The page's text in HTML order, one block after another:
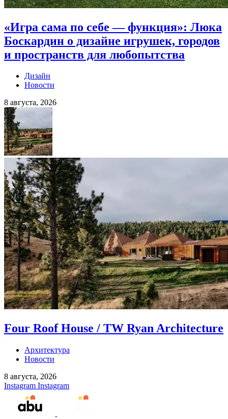
«Игра сама по себе — функция»: Люка
Боскардин о дизайне игрушек, городов
и пространств для любопытства
Дизайн
Новости
8 августа, 2026
Four Roof House / TW Ryan Architecture
Архитектура
Новости
8 августа, 2026
Instagram Instagram